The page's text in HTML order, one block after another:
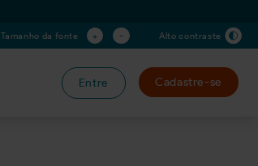
Tamanho da fonte + - Alto contraste
Entre Cadastre-se